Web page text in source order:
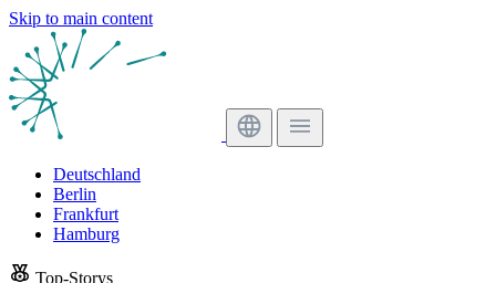
Skip to main content
Deutschland
Berlin
Frankfurt
Hamburg
Top-Storys